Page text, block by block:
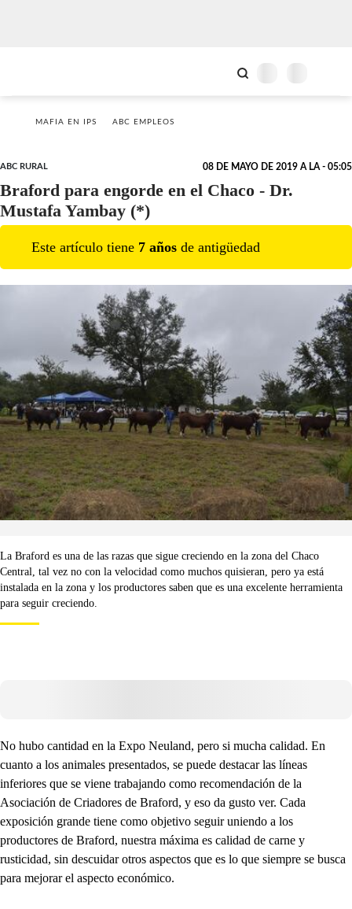
MAFIA EN IPS ABC EMPLEOS
ABC RURAL 08 DE MAYO DE 2019 A LA - 05:05
Braford para engorde en el Chaco - Dr.
Mustafa Yambay (*)
Este artículo tiene 7 años de antigüedad
La Braford es una de las razas que sigue creciendo en la zona del Chaco
Central, tal vez no con la velocidad como muchos quisieran, pero ya está
instalada en la zona y los productores saben que es una excelente herramienta
para seguir creciendo.
No hubo cantidad en la Expo Neuland, pero si mucha calidad. En
cuanto a los animales presentados, se puede destacar las líneas
inferiores que se viene trabajando como recomendación de la
Asociación de Criadores de Braford, y eso da gusto ver. Cada
exposición grande tiene como objetivo seguir uniendo a los
productores de Braford, nuestra máxima es calidad de carne y
rusticidad, sin descuidar otros aspectos que es lo que siempre se busca
para mejorar el aspecto económico.